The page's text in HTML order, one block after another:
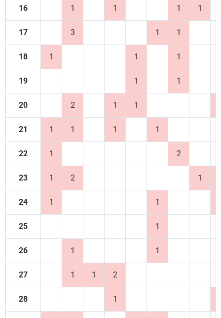
16 1 1 1 1
17 3 1 1
18 1 1 1
19 1 1
20 2 1 1
21 1 1 1 1
22 1 2
23 1 2 1
24 1 1
25 1
26 1 1
27 1 1 2
28 1